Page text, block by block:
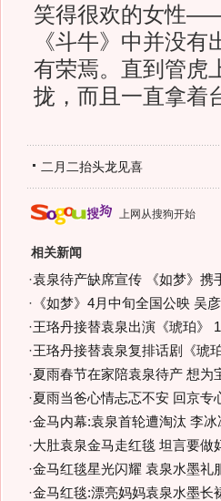
笑得很欢的女性
《斗牛》中并没
有荣焉。直到管虎
拢，而且一直拿
二月二抬头龙见喜
上网从搜狗开始
相关新闻
·袁泉待产缺席宣传 《如梦》携
· 《如梦》4月中旬全国公映 吴
·王珞丹接替袁泉出演《琥珀》
·王珞丹接替袁泉复排话剧《琥
·夏雨春节在家陪袁泉待产 想为
·夏雨当爸心情忐忑不安 回京专
·金马内幕:袁泉首轮遭淘汰 李
·大肚袁泉金马走红毯 坦言要做
·金马红毯星光闪耀 袁泉水墨礼
·金马红毯:漂亮妈妈袁泉水墨长